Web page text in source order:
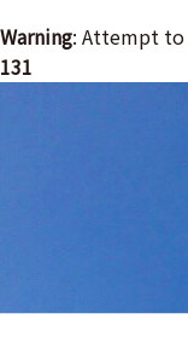
Warning: Attempt
131